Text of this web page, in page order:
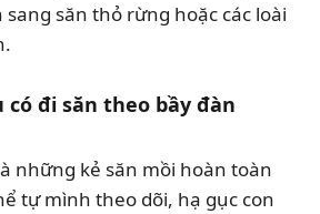
săn thỏ rừng hoặc các loài
có đi săn theo bầy đàn
những kẻ săn mồi hoàn toàn
tự mình theo dõi, hạ gục con